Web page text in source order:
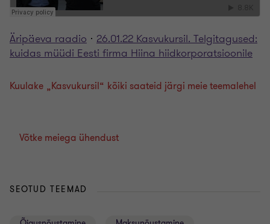
Äripäeva raadio · 26.01.22 Kasvukursil. Telgitagused:
kuidas müüdi Eesti firma Hiina hiidkorporatsioonile
Kuulake „Kasvukursil“ kõiki saateid järgi meie teemalehel
Võtke meiega ühendust
SEOTUD TEEMAD